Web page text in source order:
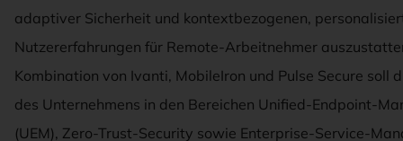
adaptiver Sicherheit und kontextbezogenen,
Nutzererfahrungen für Remote-Arbeitnehmer
Kombination von Ivanti, MobileIron und Pulse Secure soll
des Unternehmens in den Bereichen Unified-Endpoint-
(UEM), Zero-Trust-Security sowie Enterprise-Service-